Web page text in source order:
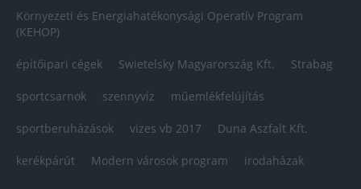
Környezeti és Energiahatékonysági Operatív Program
(KEHOP)
építőipari cégek Swietelsky Magyarország Kft. Strabag
sportcsarnok szennyvíz műemlékfelújítás
sportberuházások vizes vb 2017 Duna Aszfalt Kft.
kerékpárút Modern városok program irodaházak